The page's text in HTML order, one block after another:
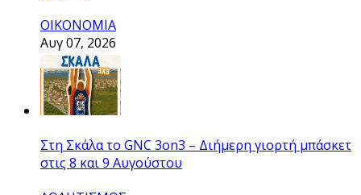
ΟΙΚΟΝΟΜΙΑ
Αυγ 07, 2026
Στη Σκάλα το GNC 3on3 – Διήμερη γιορτή μπάσκετ
στις 8 και 9 Αυγούστου